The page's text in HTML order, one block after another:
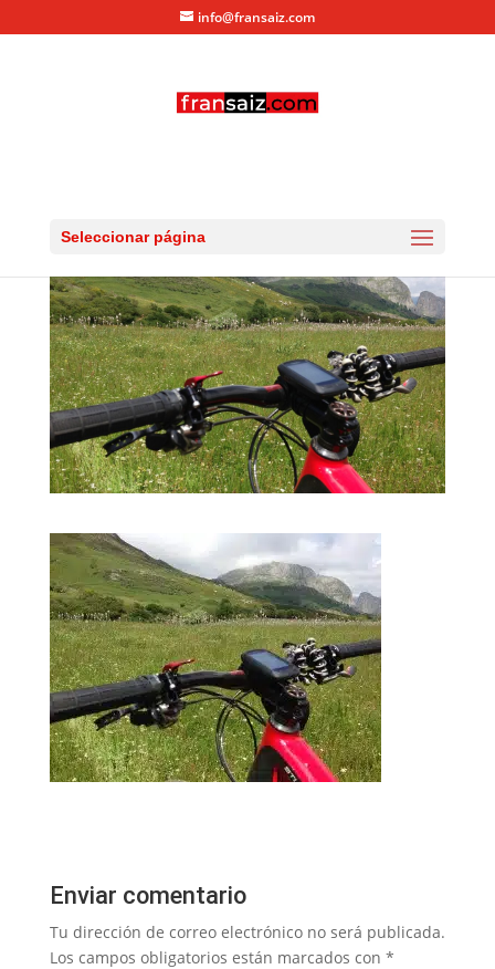
info@fransaiz.com
Seleccionar página
Enviar comentario
Tu dirección de correo electrónico no será publicada.
Los campos obligatorios están marcados con *